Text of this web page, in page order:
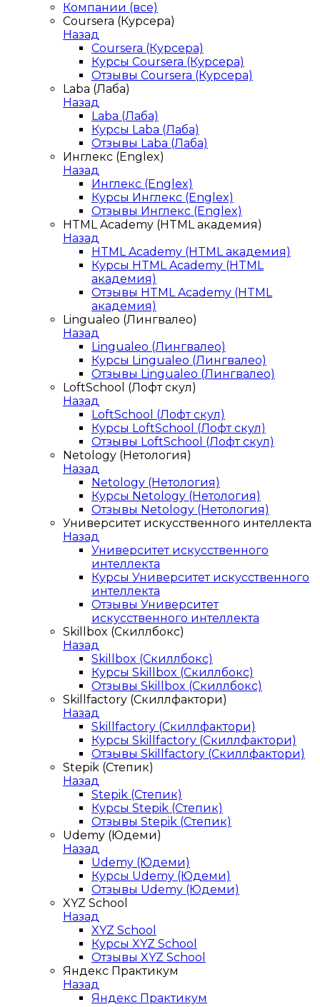
Компании (все)
Coursera (Курсера)
Назад
Coursera (Курсера)
Курсы Coursera (Курсера)
Отзывы Coursera (Курсера)
Laba (Лаба)
Назад
Laba (Лаба)
Курсы Laba (Лаба)
Отзывы Laba (Лаба)
Инглекс (Englex)
Назад
Инглекс (Englex)
Курсы Инглекс (Englex)
Отзывы Инглекс (Englex)
HTML Academy (HTML академия)
Назад
HTML Academy (HTML академия)
Курсы HTML Academy (HTML
академия)
Отзывы HTML Academy (HTML
академия)
Lingualeo (Лингвалео)
Назад
Lingualeo (Лингвалео)
Курсы Lingualeo (Лингвалео)
Отзывы Lingualeo (Лингвалео)
LoftSchool (Лофт скул)
Назад
LoftSchool (Лофт скул)
Курсы LoftSchool (Лофт скул)
Отзывы LoftSchool (Лофт скул)
Netology (Нетология)
Назад
Netology (Нетология)
Курсы Netology (Нетология)
Отзывы Netology (Нетология)
Университет искусственного интеллекта
Назад
Университет искусственного
интеллекта
Курсы Университет искусственного
интеллекта
Отзывы Университет
искусственного интеллекта
Skillbox (Скиллбокс)
Назад
Skillbox (Скиллбокс)
Курсы Skillbox (Скиллбокс)
Отзывы Skillbox (Скиллбокс)
Skillfactory (Скиллфактори)
Назад
Skillfactory (Скиллфактори)
Курсы Skillfactory (Скиллфактори)
Отзывы Skillfactory (Скиллфактори)
Stepik (Степик)
Назад
Stepik (Степик)
Курсы Stepik (Степик)
Отзывы Stepik (Степик)
Udemy (Юдеми)
Назад
Udemy (Юдеми)
Курсы Udemy (Юдеми)
Отзывы Udemy (Юдеми)
XYZ School
Назад
XYZ School
Курсы XYZ School
Отзывы XYZ School
Яндекс Практикум
Назад
Яндекс Практикум